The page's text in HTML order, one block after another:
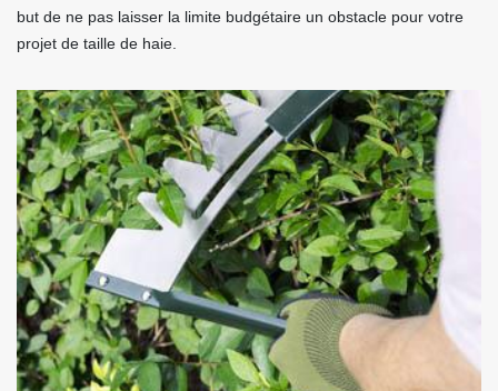
but de ne pas laisser la limite budgétaire un obstacle pour votre
projet de taille de haie.